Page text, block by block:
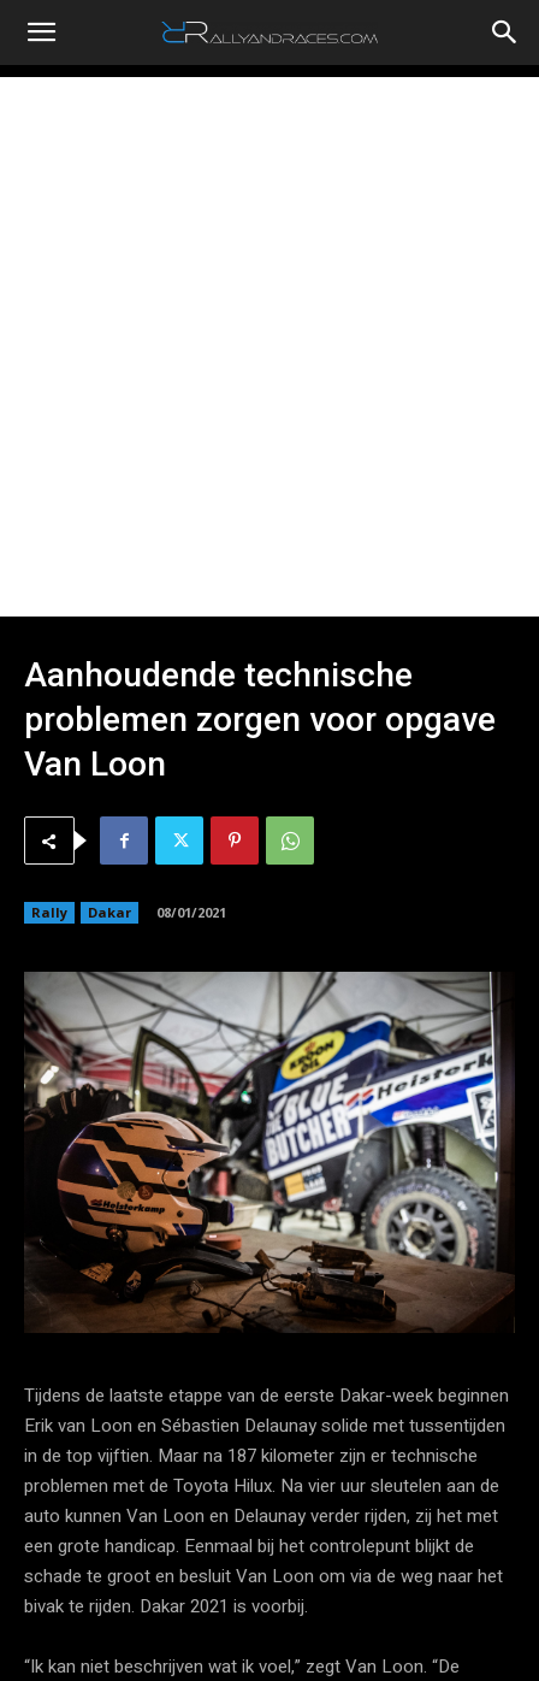
RallyandRaces.com
Aanhoudende technische
problemen zorgen voor opgave
Van Loon
Rally Dakar 08/01/2021
Tijdens de laatste etappe van de eerste Dakar-week beginnen
Erik van Loon en Sébastien Delaunay solide met tussentijden
in de top vijftien. Maar na 187 kilometer zijn er technische
problemen met de Toyota Hilux. Na vier uur sleutelen aan de
auto kunnen Van Loon en Delaunay verder rijden, zij het met
een grote handicap. Eenmaal bij het controlepunt blijkt de
schade te groot en besluit Van Loon om via de weg naar het
bivak te rijden. Dakar 2021 is voorbij.
“Ik kan niet beschrijven wat ik voel,” zegt Van Loon. “De